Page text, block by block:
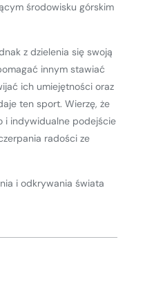
środowisku górskim
z dzielenia się swoją
innym stawiać
ich umiejętności oraz
ten sport. Wierzę, że
i indywidualne podejście
radości ze
i odkrywania świata